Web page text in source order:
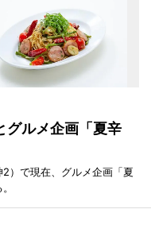
グルメ企画「夏辛
）で現在、グルメ企画「夏